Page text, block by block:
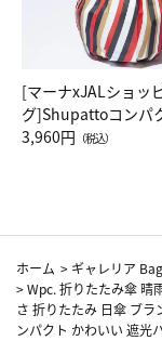
[マーナxJALショッ
グ]Shupattoコンパ
Drop JAL客室乗務員
3,960円 （税込）
ホーム > ギャレリア
>Wpc. 折りたたみ傘 晴
さ 折りたたみ 日傘 ブ
ンパクト かわいい 遮光